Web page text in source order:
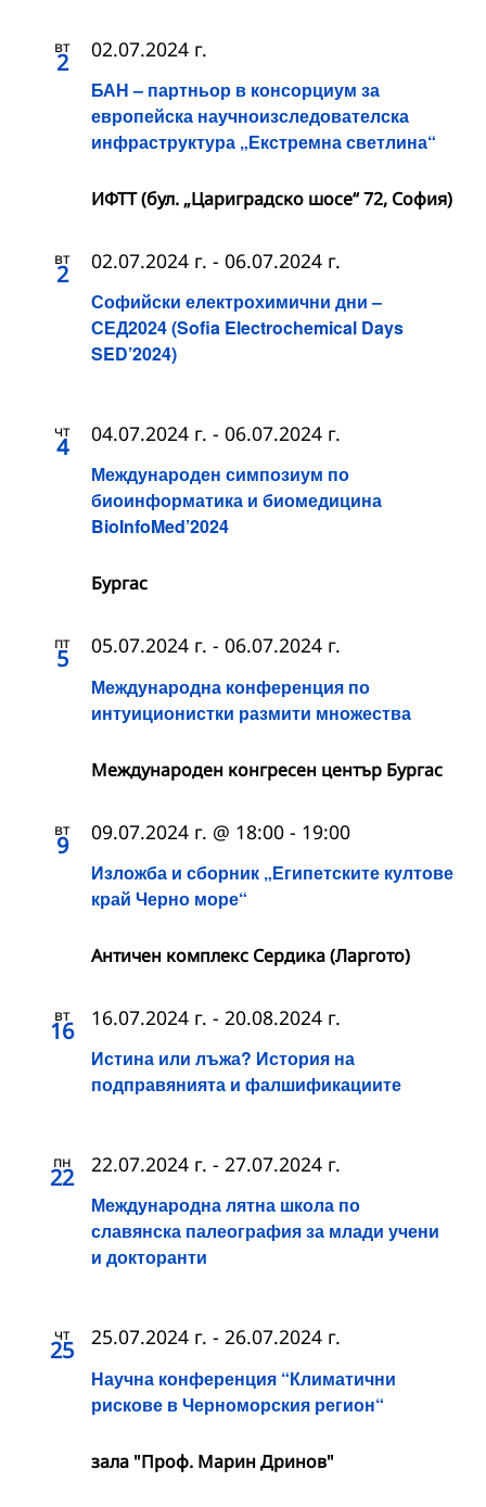
вт
2
БАН – партньор в консорциум за
европейска научноизследователска
инфраструктура „Екстремна светлина“
02.07.2024 г.
ИФТТ (бул. „Цариградско шосе“ 72, София)
вт
2
Софийски електрохимични дни –
СЕД2024 (Sofia Electrochemical Days
SED’2024)
02.07.2024 г. - 06.07.2024 г.
чт
4
Международен симпозиум по
биоинформатика и биомедицина
BioInfoMed’2024
04.07.2024 г. - 06.07.2024 г.
Бургас
пт
5
Международна конференция по
интуиционистки размити множества
05.07.2024 г. - 06.07.2024 г.
Международен конгресен център Бургас
вт
9
Изложба и сборник „Египетските култове
край Черно море“
09.07.2024 г. @ 18:00 - 19:00
Античен комплекс Сердика (Ларгото)
вт
16
Истина или лъжа? История на
подправянията и фалшификациите
16.07.2024 г. - 20.08.2024 г.
пн
22
Международна лятна школа по
славянска палеография за млади учени
и докторанти
22.07.2024 г. - 27.07.2024 г.
чт
25
Научна конференция “Климатични
рискове в Черноморския регион“
25.07.2024 г. - 26.07.2024 г.
зала "Проф. Марин Дринов"